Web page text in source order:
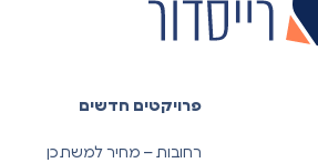
פרויקטים חדשים
רחובות – מחיר למשתכן